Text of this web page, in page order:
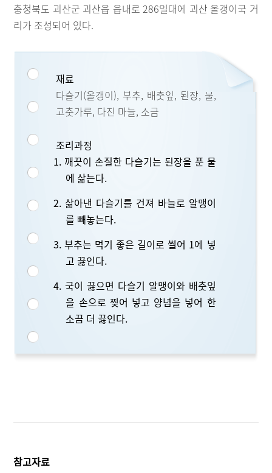
충청북도 괴산군 괴산읍 읍내로 286일대에 괴산 올갱이국 거
리가 조성되어 있다.
재료
다슬기(올갱이), 부추, 배춧잎, 된장, 물,
고춧가루, 다진 마늘, 소금
조리과정
1. 깨끗이 손질한 다슬기는 된장을 푼 물
에 삶는다.
2. 삶아낸 다슬기를 건져 바늘로 알맹이
를 빼놓는다.
3. 부추는 먹기 좋은 길이로 썰어 1에 넣
고 끓인다.
4. 국이 끓으면 다슬기 알맹이와 배춧잎
을 손으로 찢어 넣고 양념을 넣어 한
소끔 더 끓인다.
참고자료